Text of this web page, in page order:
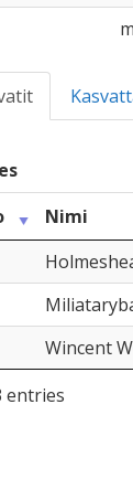
Nimi
Wincent
entries